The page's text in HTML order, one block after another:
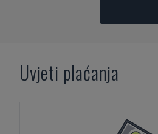
Uvjeti plaćanja